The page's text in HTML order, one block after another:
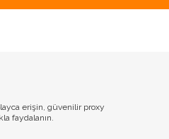
erişin, güvenilir proxy
faydalanın.